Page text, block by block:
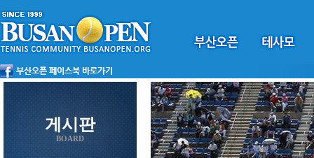
게시판
BOARD